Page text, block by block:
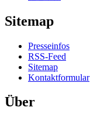
Sitemap
Presseinfos
RSS-Feed
Sitemap
Kontaktformular
Über